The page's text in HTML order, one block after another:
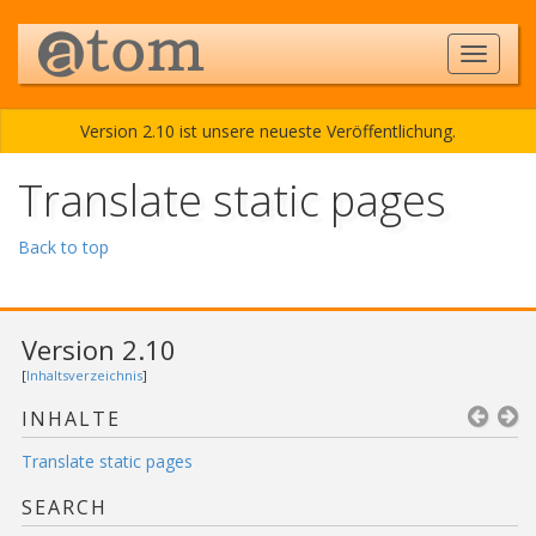
Version 2.10 ist unsere neueste Veröffentlichung.
Translate static pages
Back to top
Version 2.10
[Inhaltsverzeichnis]
INHALTE
Translate static pages
SEARCH